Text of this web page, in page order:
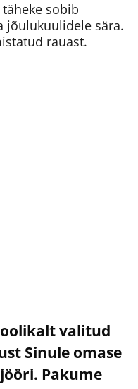
sobib
jõulukuulidele sära.
rauast.
valitud
Sinule omase
Pakume